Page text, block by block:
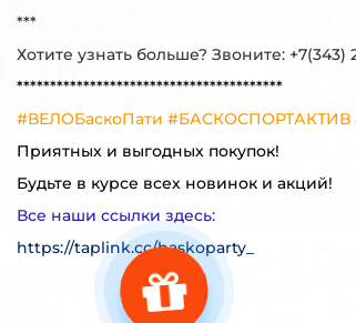
***
Хотите узнать больше? Звоните: +7(343)
****************************************
#ВЕЛОБаскоПати
Приятных и выгодных покупок!
Будьте в курсе всех новинок и акций!
Все наши ссылки здесь:
https://taplink.cc/baskoparty_